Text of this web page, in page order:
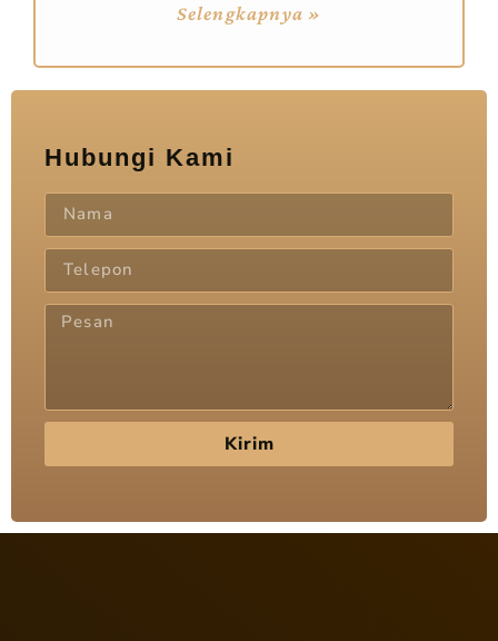
Selengkapnya »
Hubungi Kami
Kirim